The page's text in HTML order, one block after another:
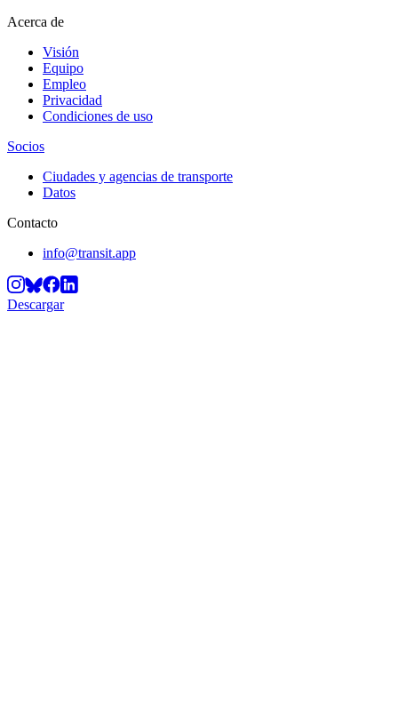
Acerca de
Visión
Equipo
Empleo
Privacidad
Condiciones de uso
Socios
Ciudades y agencias de transporte
Datos
Contacto
info@transit.app
Descargar